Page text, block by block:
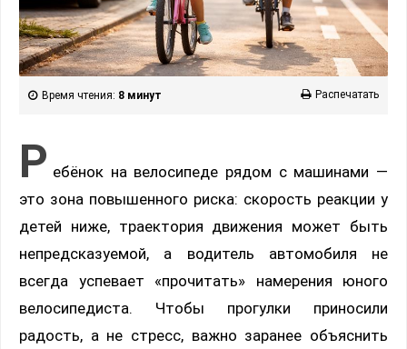
Время чтения: 8 минут Распечатать
Р ебёнок на велосипеде рядом с машинами —
это зона повышенного риска: скорость реакции у
детей ниже, траектория движения может быть
непредсказуемой, а водитель автомобиля не
всегда успевает «прочитать» намерения юного
велосипедиста. Чтобы прогулки приносили
радость, а не стресс, важно заранее объяснить